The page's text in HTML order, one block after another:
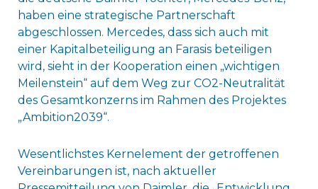
haben eine strategische Partnerschaft
abgeschlossen. Mercedes, dass sich auch mit
einer Kapitalbeteiligung an Farasis beteiligen
wird, sieht in der Kooperation einen „wichtigen
Meilenstein“ auf dem Weg zur CO2-Neutralität
des Gesamtkonzerns im Rahmen des Projektes
„Ambition2039“.
Wesentlichstes Kernelement der getroffenen
Vereinbarungen ist, nach aktueller